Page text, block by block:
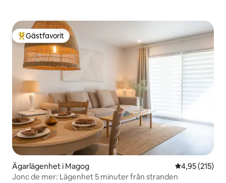
Populär gästfavorit
Gästfavorit
Ägarlägenhet i Magog 4,95 av 5 i
4,95 (215)
Jonc de mer: Lägenhet 5 minuter från stranden